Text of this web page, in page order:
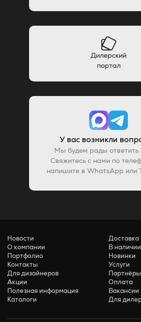
Дилерский
портал
У вас возникли
Мы будем рады ответить
Свяжитесь с нами по
напишите в WhatsApp или
Новости
О компании
Портфолио
Контакты
Для дизайнеров
Акции
Полезная информация
Каталоги
Доставка
В наличии
Новинки
Услуги
Партнёры
Оплата
Вакансии
Для